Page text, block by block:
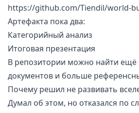
https://github.com/Tiendil/world-
Артефакта пока два:
Категорийный анализ
Итоговая презентация
В репозитории можно найти ещё
документов и больше
Почему решил не развивать
Думал об этом, но отказался по